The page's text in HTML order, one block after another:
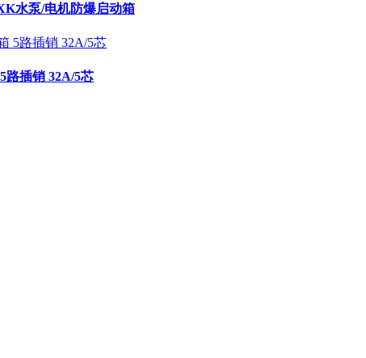
水泵/电机防爆启动箱
路插销 32A/5芯